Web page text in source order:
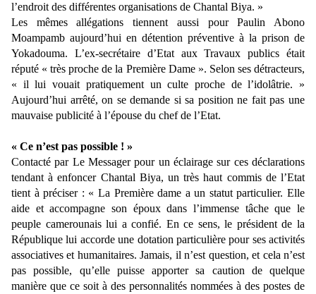
l’endroit des différentes organisations de Chantal Biya. »
Les mêmes allégations tiennent aussi pour Paulin Abono
Moampamb aujourd’hui en détention préventive à la prison de
Yokadouma. L’ex-secrétaire d’Etat aux Travaux publics était
réputé « très proche de la Première Dame ». Selon ses détracteurs,
« il lui vouait pratiquement un culte proche de l’idolâtrie. »
Aujourd’hui arrêté, on se demande si sa position ne fait pas une
mauvaise publicité à l’épouse du chef de l’Etat.
« Ce n’est pas possible ! »
Contacté par Le Messager pour un éclairage sur ces déclarations
tendant à enfoncer Chantal Biya, un très haut commis de l’Etat
tient à préciser : « La Première dame a un statut particulier. Elle
aide et accompagne son époux dans l’immense tâche que le
peuple camerounais lui a confié. En ce sens, le président de la
République lui accorde une dotation particulière pour ses activités
associatives et humanitaires. Jamais, il n’est question, et cela n’est
pas possible, qu’elle puisse apporter sa caution de quelque
manière que ce soit à des personnalités nommées à des postes de